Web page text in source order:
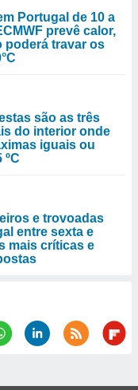
Portugal de 10 a
prevê calor,
poderá travar os
são as três
do interior onde
iguais ou
ºC
e trovoadas
entre sexta e
mais críticas e